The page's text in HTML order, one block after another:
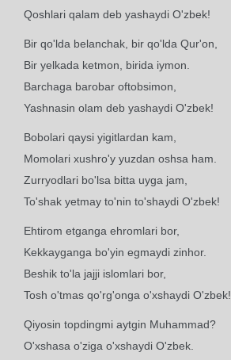
Qoshlari qalam deb yashaydi O'zbek!
Bir qo'lda belanchak, bir qo'lda Qur'on,
Bir yelkada ketmon, birida iymon.
Barchaga barobar oftobsimon,
Yashnasin olam deb yashaydi O'zbek!
Bobolari qaysi yigitlardan kam,
Momolari xushro'y yuzdan oshsa ham.
Zurryodlari bo'lsa bitta uyga jam,
To'shak yetmay to'nin to'shaydi O'zbek!
Ehtirom etganga ehromlari bor,
Kekkayganga bo'yin egmaydi zinhor.
Beshik to'la jajji islomlari bor,
Tosh o'tmas qo'rg'onga o'xshaydi O'zbek!
Qiyosin topdingmi aytgin Muhammad?
O'xshasa o'ziga o'xshaydi O'zbek.